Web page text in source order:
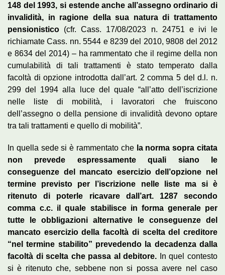
148 del 1993, si estende anche all’assegno ordinario di
invalidità, in ragione della sua natura di trattamento
pensionistico (cfr. Cass. 17/08/2023 n. 24751 e ivi le
richiamate Cass. nn. 5544 e 8239 del 2010, 9808 del 2012
e 8634 del 2014) – ha rammentato che il regime della non
cumulabilità di tali trattamenti è stato temperato dalla
facoltà di opzione introdotta dall’art. 2 comma 5 del d.l. n.
299 del 1994 alla luce del quale “all’atto dell’iscrizione
nelle liste di mobilità, i lavoratori che fruiscono
dell’assegno o della pensione di invalidità devono optare
tra tali trattamenti e quello di mobilità”.
In quella sede si è rammentato chela norma sopra citata
non prevede espressamente quali siano le
conseguenze del mancato esercizio dell’opzione nel
termine previsto per l’iscrizione nelle liste ma si è
ritenuto di poterle ricavare dall’art. 1287 secondo
comma c.c. il quale stabilisce in forma generale per
tutte le obbligazioni alternative le conseguenze del
mancato esercizio della facoltà di scelta del creditore
“nel termine stabilito” prevedendo la decadenza dalla
facoltà di scelta che passa al debitore. In quel contesto
si è ritenuto che, sebbene non si possa avere nel caso